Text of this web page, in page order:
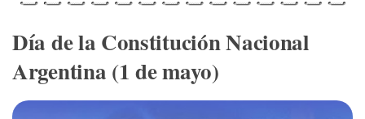
Día de la Constitución Nacional
Argentina (1 de mayo)